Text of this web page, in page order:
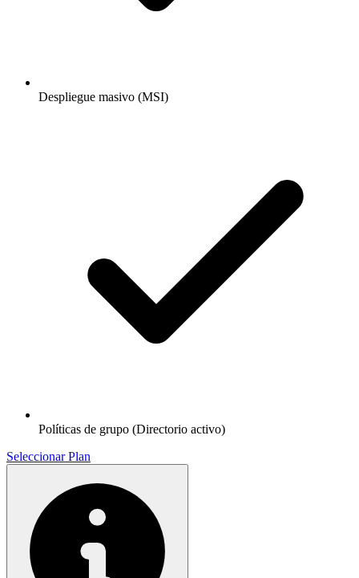
Despliegue masivo (MSI)
Políticas de grupo (Directorio activo)
Seleccionar Plan